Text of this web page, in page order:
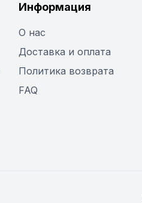
Информация
О нас
Доставка и оплата
Политика возврата
FAQ